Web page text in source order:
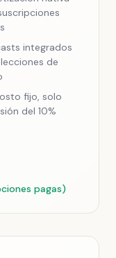
integrados
de
fijo, solo
del 10%
pagas)